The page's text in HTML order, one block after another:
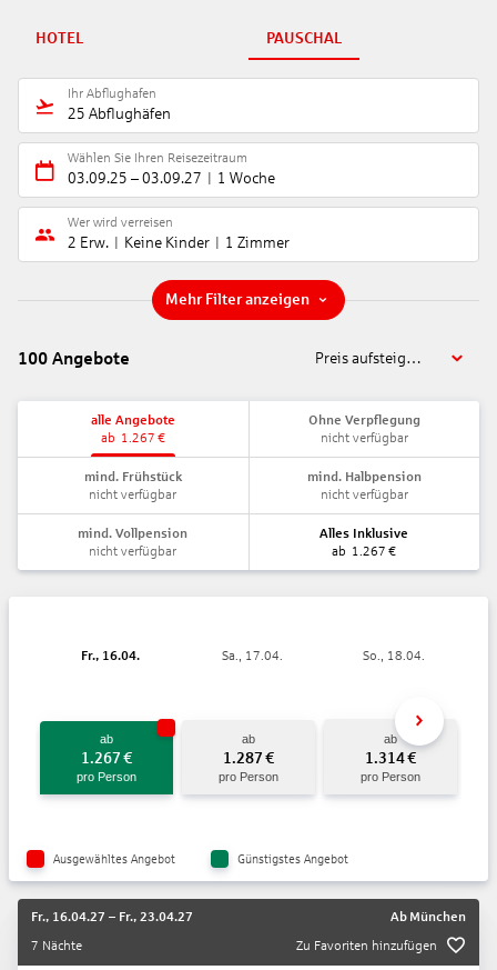
HOTEL PAUSCHAL
Ihr Abflughafen
25 Abflughäfen
Wählen Sie Ihren Reisezeitraum
03.09.25 – 03.09.27 1 Woche
Wer wird verreisen
2 Erw. Keine Kinder 1 Zimmer
Mehr Filter anzeigen
100 Angebote Preis aufsteigend
alle Angebote
ab 1.267 €
Ohne Verpflegung
nicht verfügbar
mind. Frühstück
nicht verfügbar
mind. Halbpension
nicht verfügbar
mind. Vollpension
nicht verfügbar
Alles Inklusive
ab 1.267 €
Fr., 16.04.
ab
1.267 €
pro Person
Sa., 17.04.
ab
1.287 €
pro Person
So., 18.04.
ab
1.314€
pro Person
Ausgewähltes Angebot Günstigstes Angebot
Fr., 16.04.27 – Fr., 23.04.27 Ab München
7 Nächte
Zu Favoriten hinzufügen